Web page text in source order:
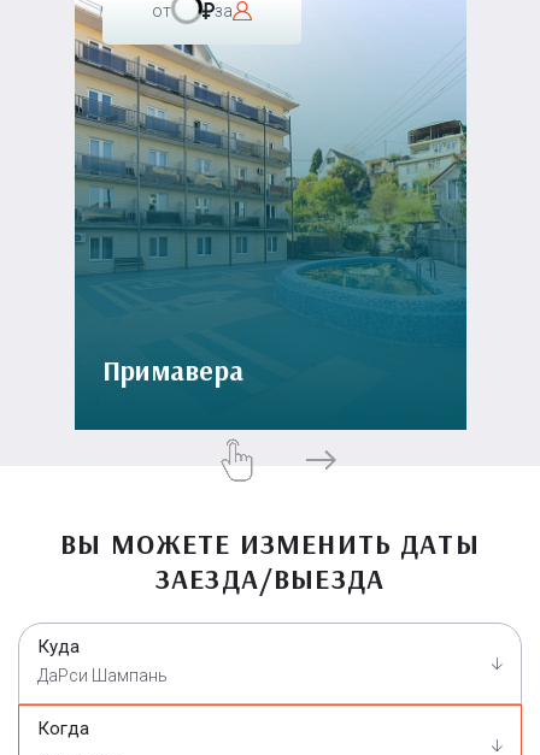
от за
Примавера
ВЫ МОЖЕТЕ ИЗМЕНИТЬ ДАТЫ
ЗАЕЗДА/ВЫЕЗДА
Куда
ДаРси Шампань
Когда